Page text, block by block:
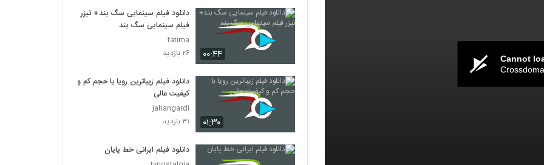
Cannot
۰۰:۴۴
دانلود فیلم سینمایی سگ بند+ تیزر
فیلم سینمایی سگ بند
fatima
۲۶ بازدید
۰۱:۳۰
دانلود فیلم زیباترین رویا با حجم کم و
کیفیت عالی
jahangardi
۳۱ بازدید
دانلود فیلم ایرانی خط پایان